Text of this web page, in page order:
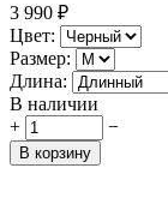
3 990 ₽
Цвет:
Размер:
Длина:
В наличии
+
−
В корзину